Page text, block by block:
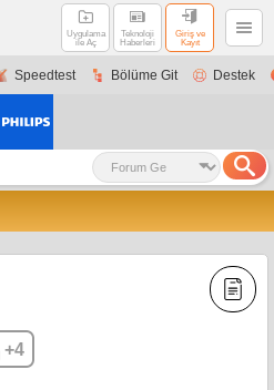
Uygulama
ile Aç
Teknoloji
Haberleri
Giriş ve
Kayıt
Speedtest Bölüme Git Destek
+4